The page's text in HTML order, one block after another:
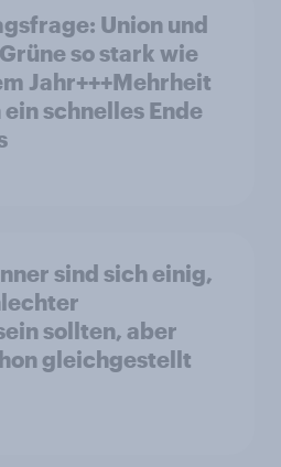
Union und
so stark wie
Jahr+++Mehrheit
schnelles Ende
sind sich einig,
sollten, aber
gleichgestellt